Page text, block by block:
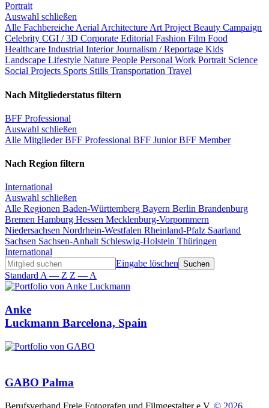
Portrait
Auswahl schließen
Alle Fachbereiche Aerial Architecture Art Project Beauty Campaign
Celebrity CGI / 3D Corporate Editorial Fashion Film Food
Healthcare Industrial InteriorJournalism / Reportage Kids
Landscape Lifestyle Nature People Personal Work Portrait Science
Social Projects Sports Stills Transportation Travel
Nach Mitgliederstatus filtern
BFF Professional
Auswahl schließen
Alle MitgliederBFF Professional BFF JuniorBFF Member
Nach Region filtern
International
Auswahl schließen
Alle Regionen Baden-Württemberg Bayern Berlin Brandenburg
Bremen Hamburg Hessen Mecklenburg-Vorpommern
Niedersachsen Nordrhein-Westfalen Rheinland-Pfalz Saarland
Sachsen Sachsen-Anhalt Schleswig-Holstein Thüringen
International
Eingabe löschen
Standard A — Z Z — A
Anke
Luckmann Barcelona, Spain
GABO Palma